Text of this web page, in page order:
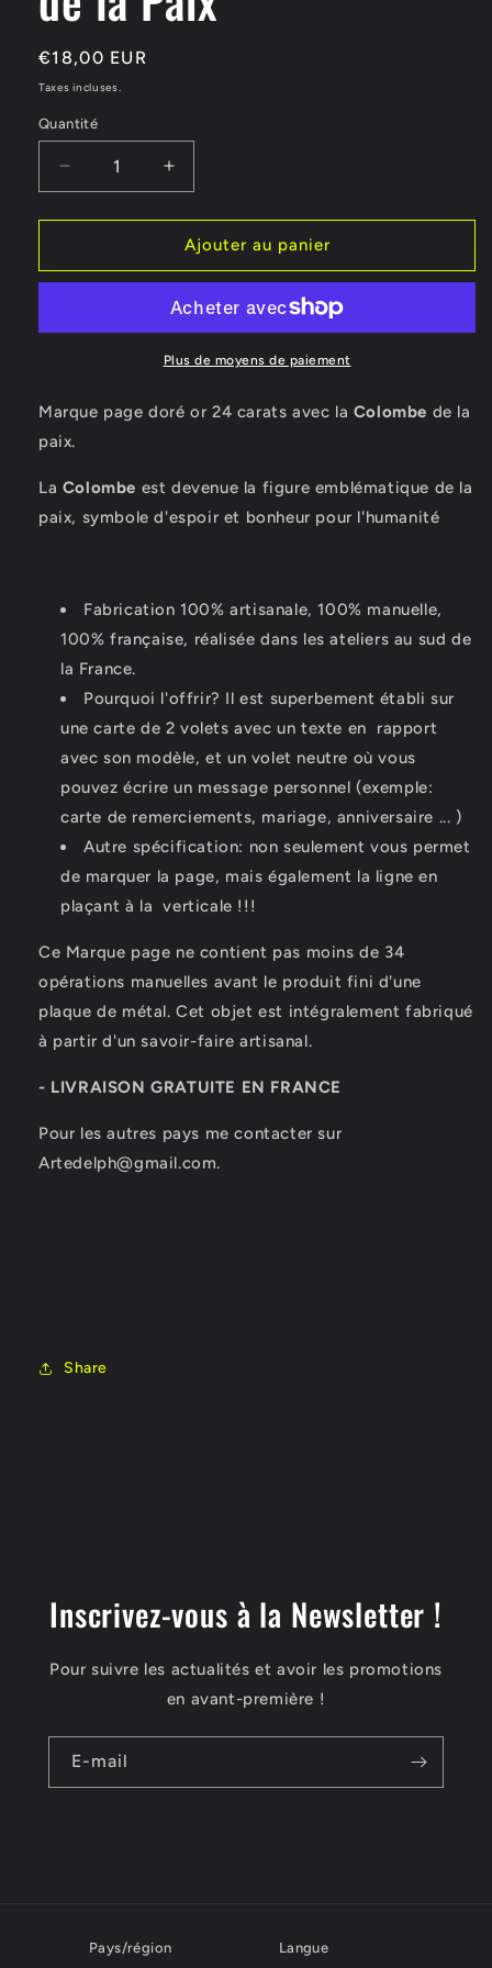
Prix
habituel
€18,00 EUR
Taxes incluses.
Quantité
Réduire
la
quantité
Marque
de
Augmenter
la
quantité
de
Marque
Colombe
de
la
Ajouter au panier
Plus de moyens de paiement
Marque page doré or 24 carats avec la Colombe de la
paix.
La Colombe est devenue la figure emblématique de la
paix, symbole d'espoir et bonheur pour l'humanité
Fabrication 100% artisanale, 100% manuelle,
100% française, réalisée dans les ateliers au sud de
la France.
Pourquoi l'offrir? Il est superbement établi sur
une carte de 2 volets avec un texte en
rapport
avec son modèle, et un volet neutre où vous
pouvez écrire un message personnel (exemple:
carte de remerciements, mariage, anniversaire ... )
Autre spécification: non seulement vous permet
de marquer la page, mais également la ligne en
plaçant à la verticale !!!
Ce Marque page ne contient pas moins de 34
opérations manuelles avant le produit fini d'une
plaque de métal.Cet objet est intégralement fabriqué
à partir d'un savoir-faire artisanal.
- LIVRAISON GRATUITE EN FRANCE
Pour les autres pays me contacter sur
Artedelph@gmail.com.
Share
Inscrivez-vous à la Newsletter !
Pour suivre les actualités et avoir les promotions
en avant-première !
E-mail
Pays/région Langue